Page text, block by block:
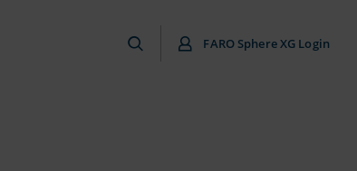
FARO Sphere XG Login